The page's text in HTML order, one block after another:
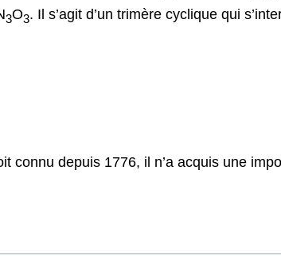
3O3. Il s’agit d’un trimère cyclique qui
connu depuis 1776, il n’a acquis une